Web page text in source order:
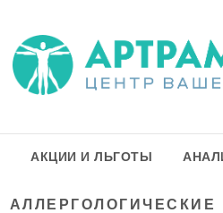
АКЦИИ И ЛЬГОТЫ
АЛЛЕРГОЛОГИЧЕСКИЕ